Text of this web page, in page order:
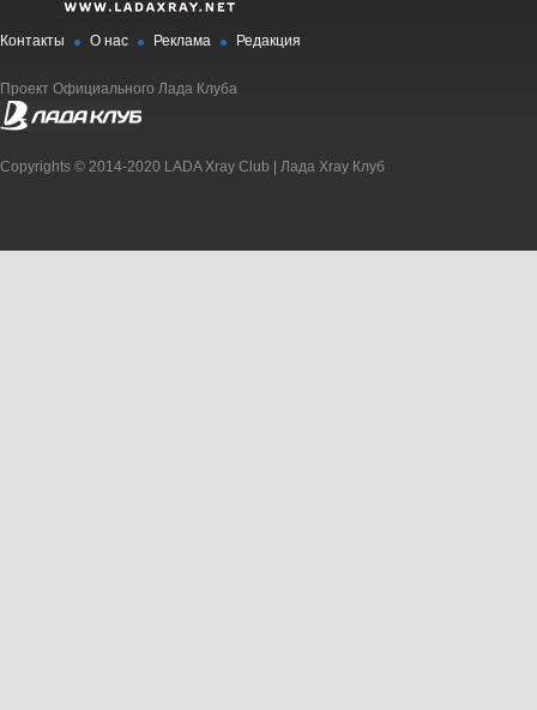
Контакты О нас Реклама Редакция
Проект Официального Лада Клуба
Copyrights © 2014-2020 LADA Xray Club | Лада Xray Клуб